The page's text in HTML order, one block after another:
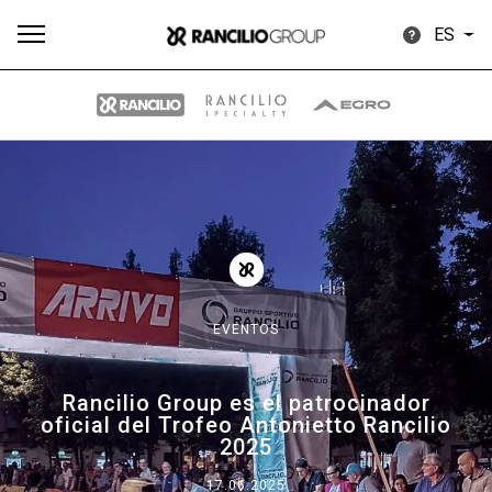
ES
EVENTOS
Rancilio Group es el patrocinador
oficial del Trofeo Antonietto Rancilio
2025
17.06.2025
Descargar Más
Our brands
Group